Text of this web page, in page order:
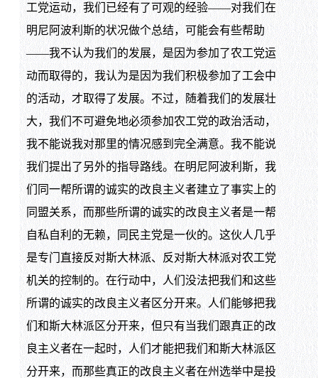
工党运动，我们已经有了可观的经验——对我们在
明尼阿波利斯的状况做个总结，可能会有些帮助
——我不认为我们的发展，是因为参加了农工党运
动而取得的，我认为是因为我们积极参加了工会中
的活动，才取得了发展。不过，随着我们的发展壮
大，我们不可避免地必须参加农工党的政治活动，
我不能说我对那里的情况感到完全满意。我不能说
我们提出了另外的指导路线。在明尼阿波利斯，我
们同一帮所谓的诚实的改良主义者建立了事实上的
同盟关系，而那些所谓的诚实的改良主义者是一帮
自私自利的无赖，同民主党是一伙的。这伙人几乎
是专门直接反对斯大林派、反对斯大林派对农工党
机关的控制的。在行动中，人们没法把我们和这些
所谓的诚实的改良主义者区分开来。人们能够把我
们和斯大林派区分开来，但只有当我们跟真正的改
良主义者在一起时，人们才能把我们和斯大林派区
分开来，而那些真正的改良主义者在州选举中是投